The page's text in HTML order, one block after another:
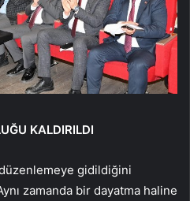
KALDIRILDI
gidildiğini
zamanda bir dayatma haline